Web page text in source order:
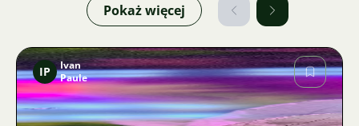
Pokaż więcej
IP
Ivan
Paule